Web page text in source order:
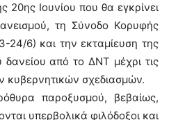
20ης Ιουνίου που θα εγκρίνει
τη Σύνοδο Κορυφής
24/6) και την εκταμίευση της
δανείου από το ΔΝΤ μέχρι τις
κυβερνητικών σχεδιασμών.
παροξυσμού, βεβαίως,
υπερβολικά φιλόδοξοι και